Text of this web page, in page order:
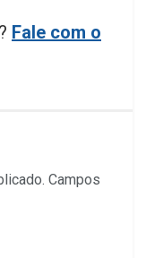
Fale com o
Campos